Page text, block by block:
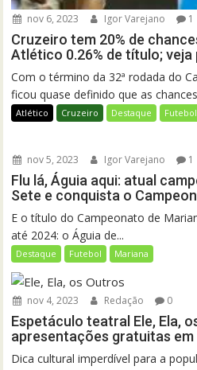
nov 6, 2023 Igor Varejano 1
Cruzeiro tem 20% de
Atlético 0.26% de título; veja
Com o término da 32ª rodada do
ficou quase definido que as
Atlético Cruzeiro Destaque Futebol
nov 5, 2023 Igor Varejano 1
Flu lá, Águia aqui: atual
Sete e conquista o
E o título do Campeonato de
até 2024: o Águia de...
Destaque Futebol Mariana
nov 4, 2023 Redação 0
Espetáculo teatral Ele, Ela,
apresentações gratuitas em
Dica cultural imperdível para a